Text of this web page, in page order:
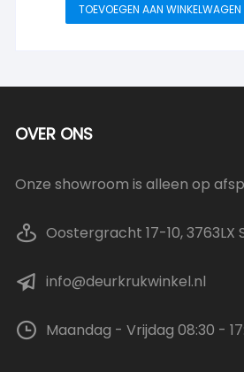
TOEVOEGEN AAN WINKELWAGEN
OVER ONS
Onze showroom is alleen op
Oostergracht 17-10, 3763LX
info@deurkrukwinkel.nl
Maandag - Vrijdag 08:30 -